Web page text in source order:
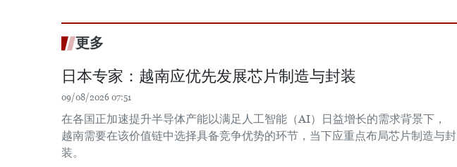
更多
日本专家：越南应优先发展芯片制造与封装
09/08/2026 07:51
在各国正加速提升半导体产能以满足人工智能（AI）日益增长的需求背景下，
越南需要在该价值链中选择具备竞争优势的环节，当下应重点布局芯片制造与封
装。